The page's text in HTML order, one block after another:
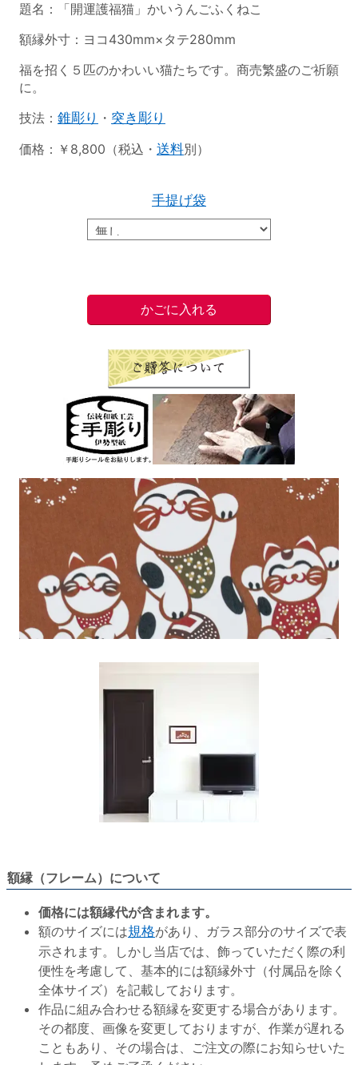
題名：「開運護福猫」かいうんごふくねこ
額縁外寸：ヨコ430mm×タテ280mm
福を招く５匹のかわいい猫たちです。商売繁盛のご祈願
に。
技法： 錐彫り ・ 突き彫り
価格：￥8,800（税込・ 送料別）
手提げ袋
額縁（フレーム）について
価格には額縁代が含まれます。
額のサイズには規格があり、ガラス部分のサイズで表
示されます。しかし当店では、飾っていただく際の利
便性を考慮して、基本的には額縁外寸（付属品を除く
全体サイズ）を記載しております。
作品に組み合わせる額縁を変更する場合があります。
その都度、画像を変更しておりますが、作業が遅れる
こともあり、その場合は、ご注文の際にお知らせいた